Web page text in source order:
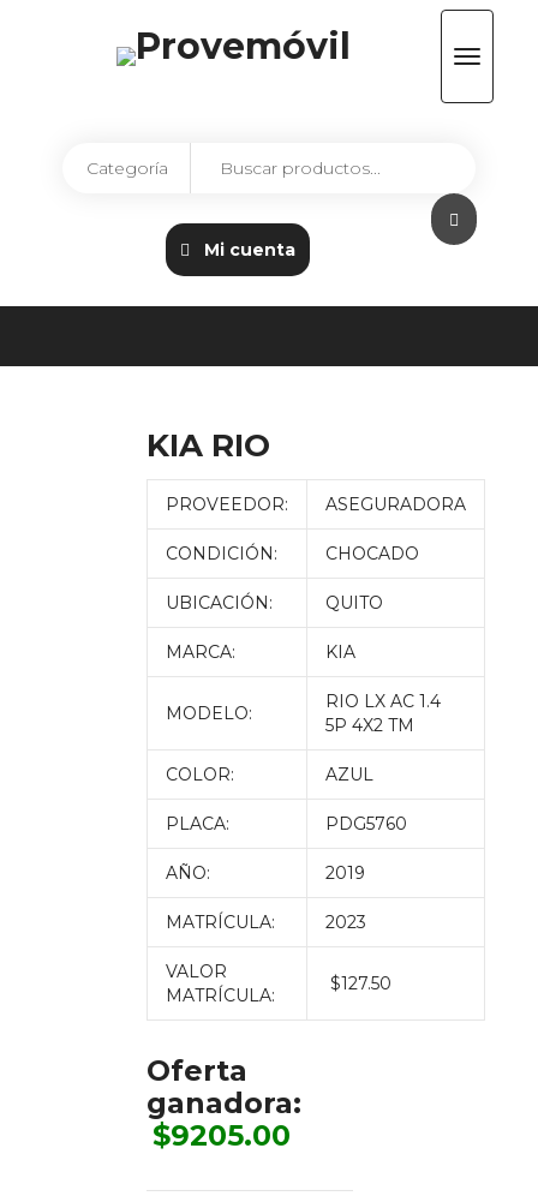
Mi cuenta
KIA RIO
PROVEEDOR: ASEGURADORA
CONDICIÓN: CHOCADO
UBICACIÓN: QUITO
MARCA: KIA
MODELO:
RIO LX AC 1.4
5P 4X2 TM
COLOR: AZUL
PLACA: PDG5760
AÑO: 2019
MATRÍCULA: 2023
VALOR
MATRÍCULA:
$127.50
Oferta
ganadora:
$9205.00